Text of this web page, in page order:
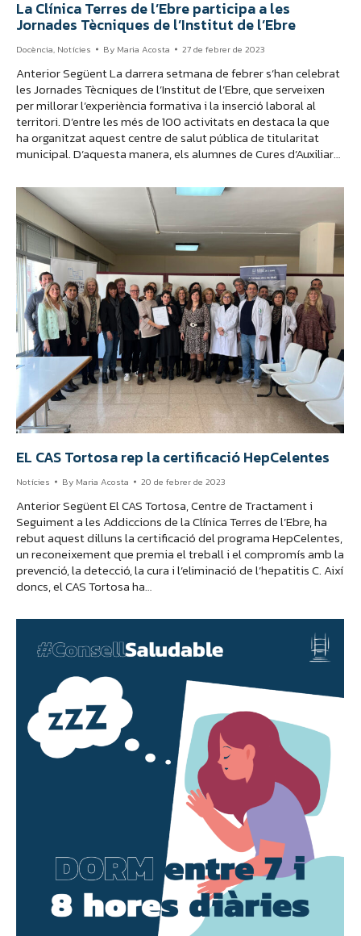
La Clínica Terres de l’Ebre participa a les
Jornades Tècniques de l’Institut de l’Ebre
Docència, Notícies By Maria Acosta 27 de febrer de 2023
Anterior Següent La darrera setmana de febrer s’han celebrat
les Jornades Tècniques de l’Institut de l’Ebre, que serveixen
per millorar l’experiència formativa i la inserció laboral al
territori. D’entre les més de 100 activitats en destaca la que
ha organitzat aquest centre de salut pública de titularitat
municipal. D’aquesta manera, els alumnes de Cures d’Auxiliar…
EL CAS Tortosa rep la certificació HepCelentes
Notícies By Maria Acosta 20 de febrer de 2023
Anterior Següent El CAS Tortosa, Centre de Tractament i
Seguiment a les Addiccions de la Clínica Terres de l’Ebre, ha
rebut aquest dilluns la certificació del programa HepCelentes,
un reconeixement que premia el treball i el compromís amb la
prevenció, la detecció, la cura i l’eliminació de l’hepatitis C. Així
doncs, el CAS Tortosa ha…